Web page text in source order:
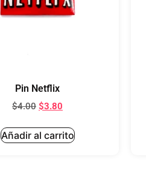
Pin Netflix
$4.00 $3.80
Añadir al carrito